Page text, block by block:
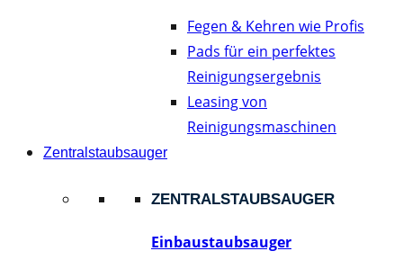
Fegen & Kehren wie Profis
Pads für ein perfektes
Reinigungsergebnis
Leasing von
Reinigungsmaschinen
Zentralstaubsauger
ZENTRALSTAUBSAUGER
Einbaustaubsauger